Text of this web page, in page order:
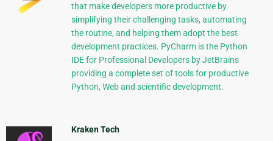
that make developers more productive by
simplifying their challenging tasks, automating
the routine, and helping them adopt the best
development practices. PyCharm is the Python
IDE for Professional Developers by JetBrains
providing a complete set of tools for productive
Python, Web and scientific development.
Kraken Tech